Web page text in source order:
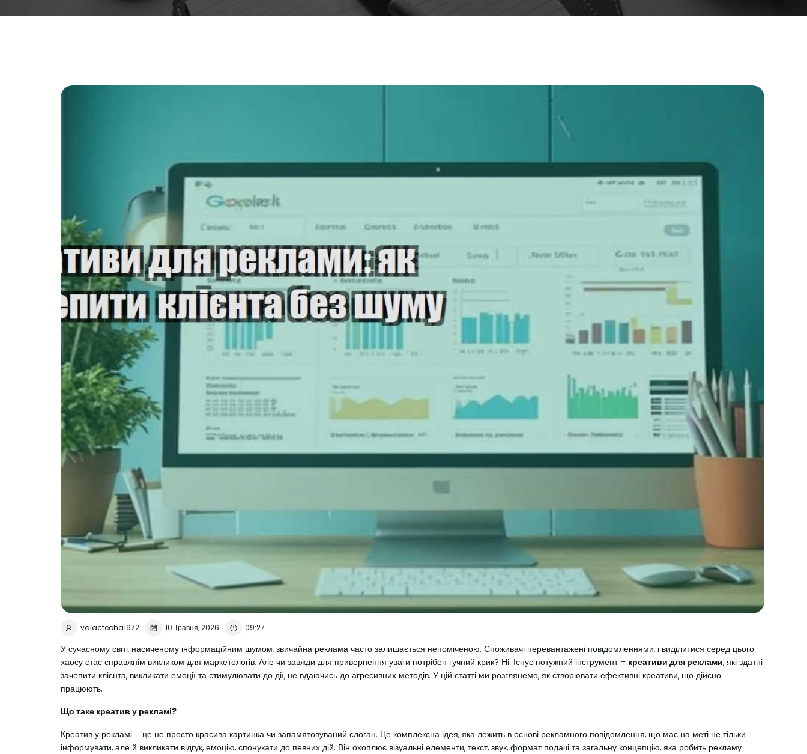
valacteoha1972 10 Травня, 2026 09:27
У сучасному світі, насиченому інформаційним шумом, звичайна реклама часто залишається непоміченою. Споживачі перевантажені повідомленнями, і виділитися серед цього
хаосу стає справжнім викликом для маркетологів. Але чи завжди для привернення уваги потрібен гучний крик? Ні. Існує потужний інструмент – креативи для реклами, які здатні
зачепити клієнта, викликати емоції та стимулювати до дії, не вдаючись до агресивних методів. У цій статті ми розглянемо, як створювати ефективні креативи, що дійсно
працюють.
Що таке креатив у рекламі?
Креатив у рекламі – це не просто красива картинка чи запамятовуваний слоган. Це комплексна ідея, яка лежить в основі рекламного повідомлення, що має на меті не тільки
інформувати, але й викликати відгук, емоцію, спонукати до певних дій. Він охоплює візуальні елементи, текст, звук, формат подачі та загальну концепцію, яка робить рекламу